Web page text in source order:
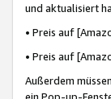
und aktualisiert
• Preis auf
• Preis auf
Außerdem
ein Pop-up-